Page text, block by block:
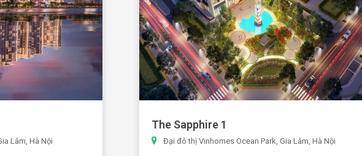
Lâm, Hà Nội
The Sapphire 1
Đại đô thị Vinhomes Ocean Park, Gia Lâm, Hà Nội